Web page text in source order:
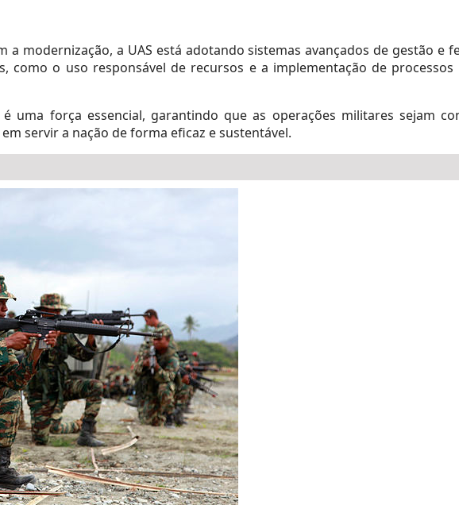
a modernização, a UAS está adotando sistemas avançados de gestão
como o uso responsável de recursos e a implementação de
uma força essencial, garantindo que as operações militares sejam
servir a nação de forma eficaz e sustentável.